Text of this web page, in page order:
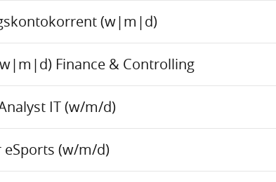
(w|m|d)
Finance & Controlling
IT (w/m/d)
(w/m/d)